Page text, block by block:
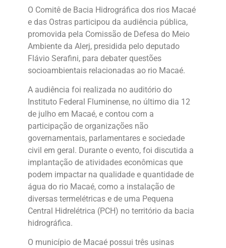
O Comitê de Bacia Hidrográfica dos rios Macaé
e das Ostras participou da audiência pública,
promovida pela Comissão de Defesa do Meio
Ambiente da Alerj, presidida pelo deputado
Flávio Serafini, para debater questões
socioambientais relacionadas ao rio Macaé.
A audiência foi realizada no auditório do
Instituto Federal Fluminense, no último dia 12
de julho em Macaé, e contou com a
participação de organizações não
governamentais, parlamentares e sociedade
civil em geral. Durante o evento, foi discutida a
implantação de atividades econômicas que
podem impactar na qualidade e quantidade de
água do rio Macaé, como a instalação de
diversas termelétricas e de uma Pequena
Central Hidrelétrica (PCH) no território da bacia
hidrográfica.
O município de Macaé possui três usinas